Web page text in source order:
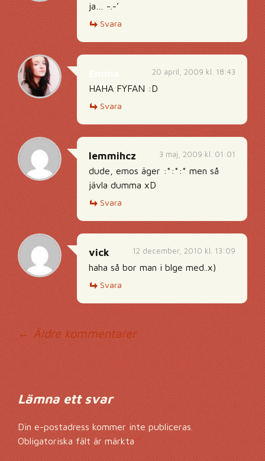
ja… -.-’
Svara
20 april, 2009 kl. 18:43
HAHA FYFAN :D
Svara
3 maj, 2009 kl. 01:01
lemmihcz
dude, emos äger :*:*:* men så
jävla dumma xD
Svara
12 december, 2010 kl. 13:09
vick
haha så bor man i blge med..x)
Svara
← Äldre kommentarer
Lämna ett svar
Din e-postadress kommer inte publiceras.
Obligatoriska fält är märkta *